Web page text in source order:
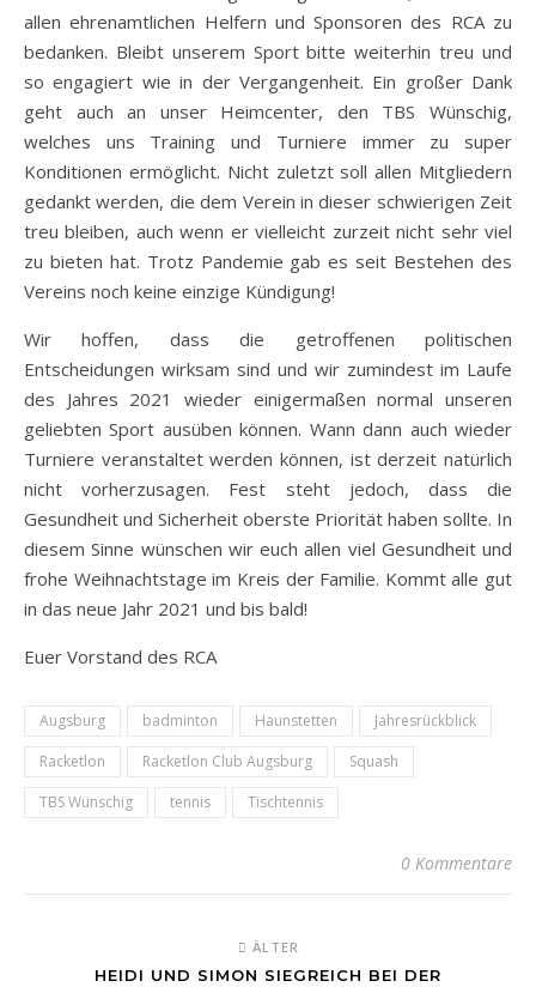
allen ehrenamtlichen Helfern und Sponsoren des RCA zu
bedanken. Bleibt unserem Sport bitte weiterhin treu und
so engagiert wie in der Vergangenheit. Ein großer Dank
geht auch an unser Heimcenter, den TBS Wünschig,
welches uns Training und Turniere immer zu super
Konditionen ermöglicht. Nicht zuletzt soll allen Mitgliedern
gedankt werden, die dem Verein in dieser schwierigen Zeit
treu bleiben, auch wenn er vielleicht zurzeit nicht sehr viel
zu bieten hat. Trotz Pandemie gab es seit Bestehen des
Vereins noch keine einzige Kündigung!
Wir hoffen, dass die getroffenen politischen
Entscheidungen wirksam sind und wir zumindest im Laufe
des Jahres 2021 wieder einigermaßen normal unseren
geliebten Sport ausüben können. Wann dann auch wieder
Turniere veranstaltet werden können, ist derzeit natürlich
nicht vorherzusagen. Fest steht jedoch, dass die
Gesundheit und Sicherheit oberste Priorität haben sollte. In
diesem Sinne wünschen wir euch allen viel Gesundheit und
frohe Weihnachtstage im Kreis der Familie. Kommt alle gut
in das neue Jahr 2021 und bis bald!
Euer Vorstand des RCA
Augsburg badminton Haunstetten
Jahresrückblick
Racketlon
Racketlon Club Augsburg
Squash
TBS Wünschig
tennis Tischtennis
0 Kommentare
ÄLTER
HEIDI UND SIMON SIEGREICH BEI DER